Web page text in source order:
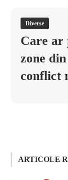
Diverse
Care ar
zone
conflict
ARTICOLE